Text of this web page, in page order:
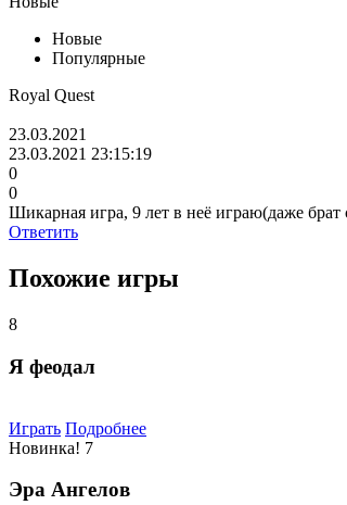
Новые
Популярные
Royal Quest
23.03.2021
23.03.2021 23:15:19
0
0
Шикарная игра, 9 лет в неё играю(даже
Ответить
Похожие игры
8
Я феодал
Играть Подробнее
Новинка! 7
Эра Ангелов